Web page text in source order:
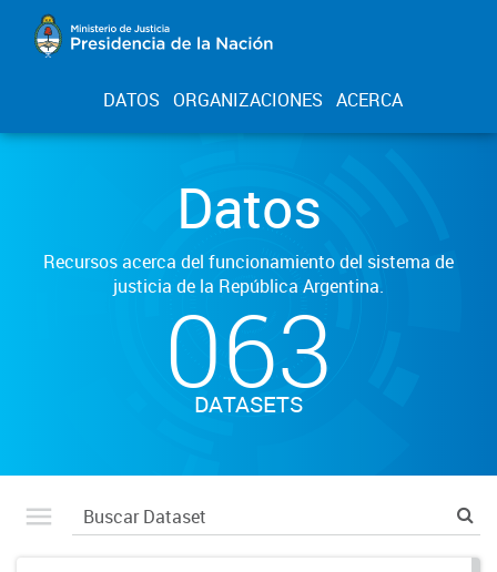
DATOS ORGANIZACIONES ACERCA
Datos
Recursos acerca del funcionamiento del sistema de
justicia de la República Argentina.
063
DATASETS